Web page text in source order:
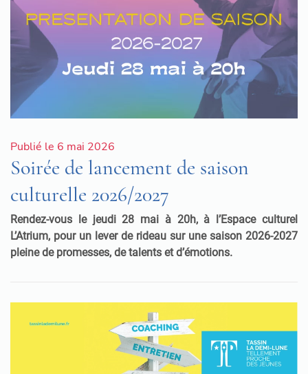
Publié le 6 mai 2026
Soirée de lancement de saison
culturelle 2026/2027
Rendez-vous le jeudi 28 mai à 20h, à l’Espace culturel
L’Atrium, pour un lever de rideau sur une saison 2026-2027
pleine de promesses, de talents et d’émotions.